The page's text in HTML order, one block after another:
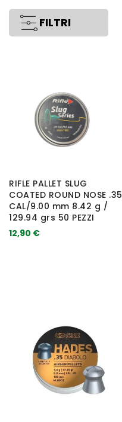
FILTRI
RIFLE PALLET SLUG
COATED ROUND NOSE .35
CAL/9.00 mm 8.42 g /
129.94 grs 50 PEZZI
12,90 €